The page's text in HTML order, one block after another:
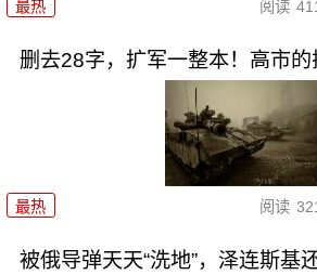
最热 阅读
删去28字，扩军一整本！高市
最热 阅读
被俄导弹天天“洗地”，泽连斯基